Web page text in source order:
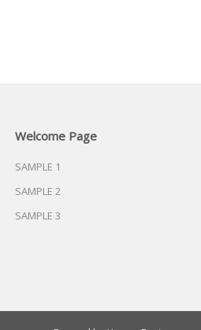
Welcome Page
SAMPLE 1
SAMPLE 2
SAMPLE 3